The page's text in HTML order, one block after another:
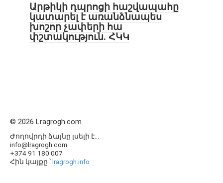
Արթիկի դպրոցի հաշվապահը
կատարել է առանձնապես
խոշոր չափերի հա
փշտակություն. ՀԿԿ
© 2026 Lragrogh.com
Ժողովրդի ձայնը լսելի է...
info@lragrogh.com
+374 91 180 007
Հին կայքը ՝lragrogh.info